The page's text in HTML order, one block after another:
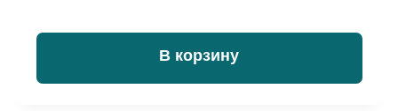
В корзину